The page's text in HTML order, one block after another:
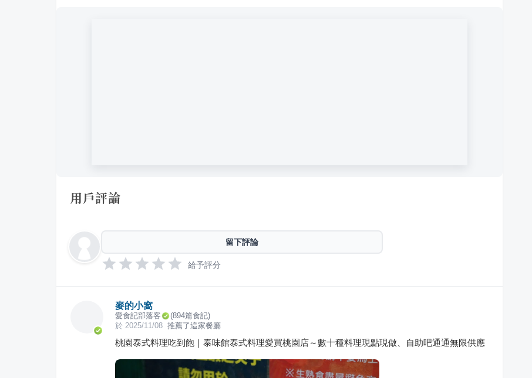
用戶評論
留下評論
給予評分
麥的小窩
愛食記部落客 (894篇食記)
於 2025/11/08 推薦了這家餐廳
桃園泰式料理吃到飽｜泰味館泰式料理愛買桃園店～數十種料理現點現做、自助吧通通無限供應